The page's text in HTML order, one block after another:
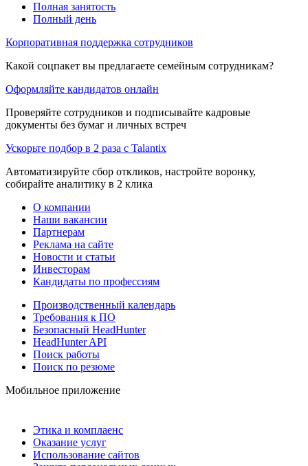
Полная занятость
Полный день
Корпоративная поддержка сотрудников
Какой соцпакет вы предлагаете семейным сотрудникам?
Оформляйте кандидатов онлайн
Проверяйте сотрудников и подписывайте кадровые
документы без бумаг и личных встреч
Ускорьте подбор в 2 раза с Talantix
Автоматизируйте сбор откликов, настройте воронку,
собирайте аналитику в 2 клика
О компании
Наши вакансии
Партнерам
Реклама на сайте
Новости и статьи
Инвесторам
Кандидаты по профессиям
Производственный календарь
Требования к ПО
Безопасный HeadHunter
HeadHunter API
Поиск работы
Поиск по резюме
Мобильное приложение
Этика и комплаенс
Оказание услуг
Использование сайтов